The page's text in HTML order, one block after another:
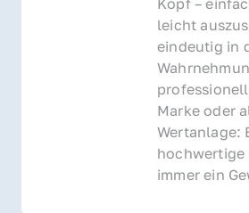
leicht
eindeutig in
Marke oder
Wertanlage:
hochwertige
immer ein